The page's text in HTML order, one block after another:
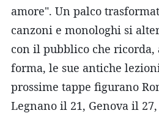
amore". Un palco
canzoni e monologhi si
con il pubblico che
forma, le sue antiche
prossime tappe figurano
Legnano il 21, Genova il